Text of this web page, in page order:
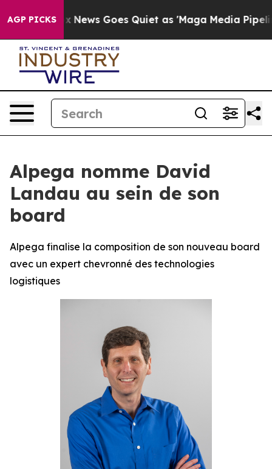
AGP PICKS
Fox News Goes Quiet as 'Maga Media Pipeline'
Alpega nomme David
Landau au sein de son
board
Alpega finalise la composition de son nouveau board
avec un expert chevronné des technologies
logistiques